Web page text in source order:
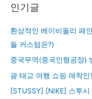
인기글
환상적인 베이비돌리 페
돌 커스텀은?)
중국무역(중국인형공장)
괌 태교 여행 쇼핑 애착
[STUSSY] [NIKE] 스투